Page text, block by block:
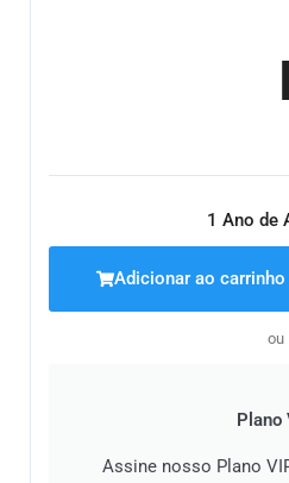
1 Ano de
Adicionar ao carrinho
ou
Plano
Assine nosso Plano